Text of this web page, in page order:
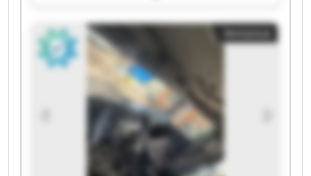
Machinery Aymas Recycling Machinery Aymas
Recycling Machinery Aymas Recycling Machinery
Aymas Recycling Machinery Aymas Recycling
Machinery Aymas Recycling Machinery Aymas
Recycling Machinery Aymas Recycling Machinery
Aymas Recycling Machinery Aymas Recycling
Machinery Aymas Recycling Machinery Aymas
Recycling Machinery Aymas Recycling Machinery